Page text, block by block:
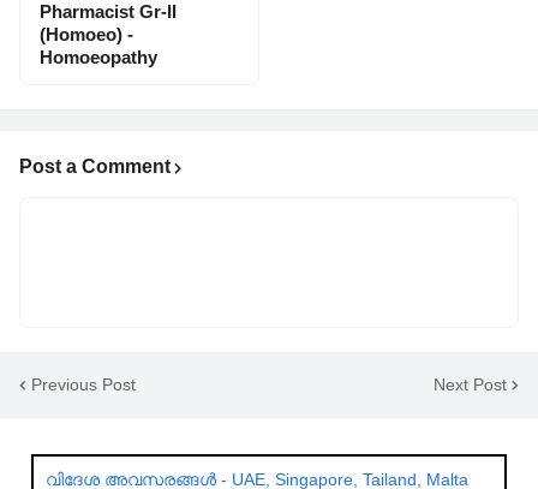
Pharmacist Gr-II
(Homoeo) -
Homoeopathy
Post a Comment
Previous Post Next Post
വിദേശ അവസരങ്ങൾ - UAE, Singapore, Tailand, Malta